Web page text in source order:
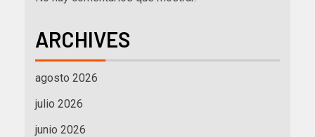
ARCHIVES
agosto 2026
julio 2026
junio 2026